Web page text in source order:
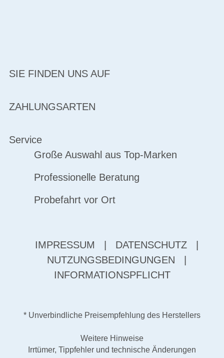
SIE FINDEN UNS AUF
ZAHLUNGSARTEN
Service
Große Auswahl aus Top-Marken
Professionelle Beratung
Probefahrt vor Ort
IMPRESSUM DATENSCHUTZ
NUTZUNGSBEDINGUNGEN
INFORMATIONSPFLICHT
* Unverbindliche Preisempfehlung des Herstellers
Weitere Hinweise
Irrtümer, Tippfehler und technische Änderungen